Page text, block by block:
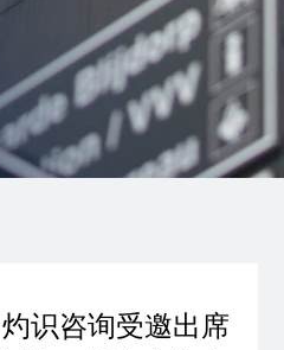
识咨询受邀出席